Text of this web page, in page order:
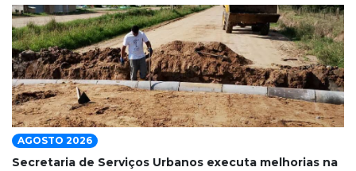
AGOSTO 2026
Secretaria de Serviços Urbanos executa melhorias na